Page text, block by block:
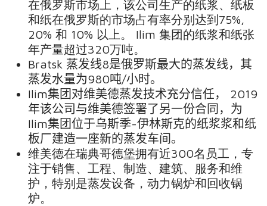
在俄罗斯市场上，该公司生产的纸浆、纸板
和纸在俄罗斯的市场占有率分别达到75%,
20% 和 10% 以上。 Ilim 集团的纸浆和纸张
年产量超过320万吨。
Bratsk 蒸发线8是俄罗斯最大的蒸发线，其
蒸发水量为980吨/小时。
Ilim集团对维美德蒸发技术充分信任， 2019
年该公司与维美德签署了另一份合同，为
Ilim集团位于乌斯季-伊林斯克的纸浆浆和纸
板厂建造一座新的蒸发车间。
维美德在瑞典哥德堡拥有近300名员工，专
注于销售、工程、制造、建筑、服务和维
护，特别是蒸发设备，动力锅炉和回收锅
炉。